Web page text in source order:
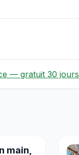
— gratuit 30 jours
main,